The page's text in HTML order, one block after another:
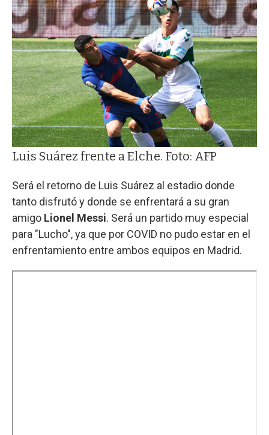
Luis Suárez frente a Elche. Foto: AFP
Será el retorno de Luis Suárez al estadio donde
tanto disfrutó y donde se enfrentará a su gran
amigo Lionel Messi. Será un partido muy especial
para "Lucho", ya que por COVID no pudo estar en el
enfrentamiento entre ambos equipos en Madrid.